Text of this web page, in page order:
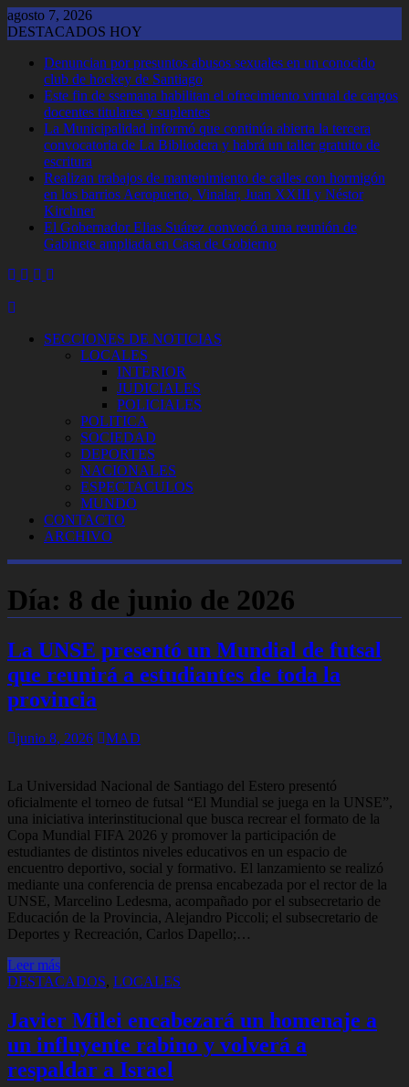
Saltar
al
agosto 7, 2026
DESTACADOS HOY
Denuncian por presuntos abusos sexuales en un conocido
club de hockey de Santiago
Este fin de ssemana habilitan el ofrecimiento virtual de cargos
docentes titulares y suplentes
La Municipalidad informó que continúa abierta la tercera
convocatoria de La Bibliodera y habrá un taller gratuito de
escritura
Realizan trabajos de mantenimiento de calles con hormigón
en los barrios Aeropuerto, Vinalar, Juan XXIII y Néstor
Kirchner
El Gobernador Elias Suárez convocó a una reunión de
Gabinete ampliada en Casa de Gobierno
SECCIONES DE NOTICIAS
LOCALES
INTERIOR
JUDICIALES
POLICIALES
POLITICA
SOCIEDAD
DEPORTES
NACIONALES
ESPECTACULOS
MUNDO
CONTACTO
ARCHIVO
Día: 8 de junio de 2026
La UNSE presentó un Mundial de futsal
que reunirá a estudiantes de toda la
provincia
junio 8, 2026 MAD
La Universidad Nacional de Santiago del Estero presentó
oficialmente el torneo de futsal “El Mundial se juega en la UNSE”,
una iniciativa interinstitucional que busca recrear el formato de la
Copa Mundial FIFA 2026 y promover la participación de
estudiantes de distintos niveles educativos en un espacio de
encuentro deportivo, social y formativo. El lanzamiento se realizó
mediante una conferencia de prensa encabezada por el rector de la
UNSE, Marcelino Ledesma, acompañado por el subsecretario de
Educación de la Provincia, Alejandro Piccoli; el subsecretario de
Deportes y Recreación, Carlos Dapello;…
Leer más
DESTACADOS, LOCALES
Javier Milei encabezará un homenaje a
un influyente rabino y volverá a
respaldar a Israel